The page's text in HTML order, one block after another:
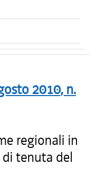
2010, n.
regionali in
tenuta del